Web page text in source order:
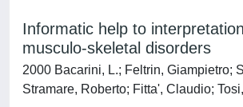
Informatic help to
musculo-skeletal disorders
2000 Bacarini, L.; Feltrin, Giampietro;
Stramare, Roberto; Fitta', Claudio;